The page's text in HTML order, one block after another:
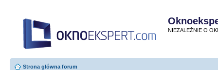
NIEZALEŻNIE O
Strona główna forum